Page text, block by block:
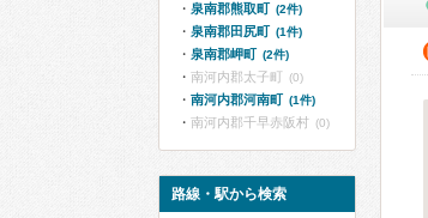
泉南郡熊取町 (2件)
泉南郡田尻町 (1件)
泉南郡岬町 (2件)
南河内郡太子町 (0)
南河内郡河南町 (1件)
南河内郡千早赤阪村 (0)
路線・駅から検索